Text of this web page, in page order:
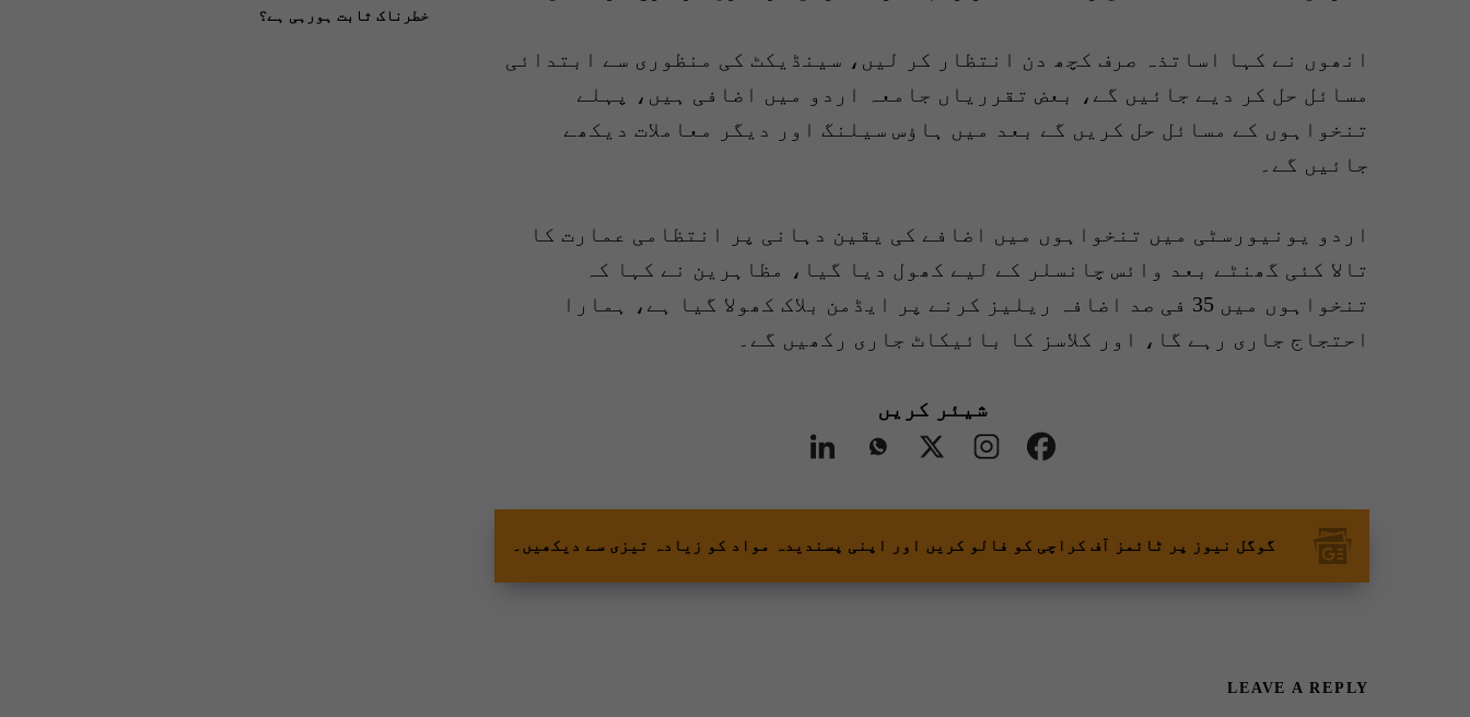
انھوں نے کہا اساتذہ صرف کچھ دن انتظار کر لیں، سینڈیکٹ کی منظوری سے ابتدائی
مسائل حل کر دیے جائیں گے، بعض تقرریاں جامعہ اردو میں اضافی ہیں، پہلے
تنخواہوں کے مسائل حل کریں گے بعد میں ہاؤس سیلنگ اور دیگر معاملات دیکھے
جائیں گے۔
اردو یونیورسٹی میں تنخواہوں میں اضافے کی یقین دہانی پر انتظامی عمارت کا
تالا کئی گھنٹے بعد وائس چانسلر کے لیے کھول دیا گیا، مظاہرین نے کہا کہ
تنخواہوں میں 35 فی صد اضافہ ریلیز کرنے پر ایڈمن بلاک کھولا گیا ہے، ہمارا
احتجاج جاری رہے گا، اور کلاسز کا بائیکاٹ جاری رکھیں گے۔
شیئر کریں
گوگل نیوز پر ٹائمز آف کراچی کو فالو کریں اور اپنی پسندیدہ مواد کو زیادہ تیزی سے دیکھیں۔
LEAVE A REPLY
خطرناک ثابت ہورہی ہے؟